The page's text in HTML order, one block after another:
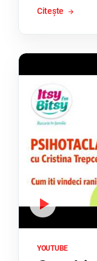
Citește
YOUTUBE